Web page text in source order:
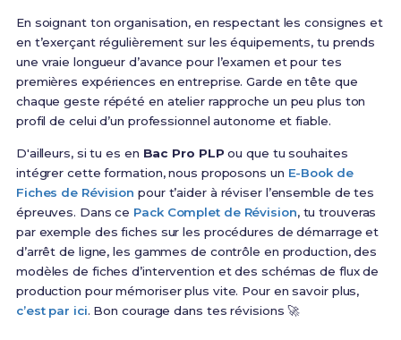
En soignant ton organisation, en respectant les consignes et
en t’exerçant régulièrement sur les équipements, tu prends
une vraie longueur d’avance pour l’examen et pour tes
premières expériences en entreprise. Garde en tête que
chaque geste répété en atelier rapproche un peu plus ton
profil de celui d’un professionnel autonome et fiable.
D'ailleurs, si tu es en Bac Pro PLP ou que tu souhaites
intégrer cette formation, nous proposons un E-Book de
Fiches de Révision pour t’aider à réviser l’ensemble de tes
épreuves. Dans ce Pack Complet de Révision, tu trouveras
par exemple des fiches sur les procédures de démarrage et
d’arrêt de ligne, les gammes de contrôle en production, des
modèles de fiches d’intervention et des schémas de flux de
production pour mémoriser plus vite. Pour en savoir plus,
c’est par ici. Bon courage dans tes révisions 🚀